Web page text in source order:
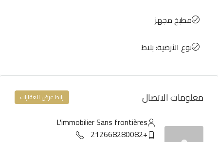
مطبخ مجهز
نوع الأرضية: بلاط
معلومات الاتصال رابط عرض العقارات
L'immobilier Sans frontières
+212668280082